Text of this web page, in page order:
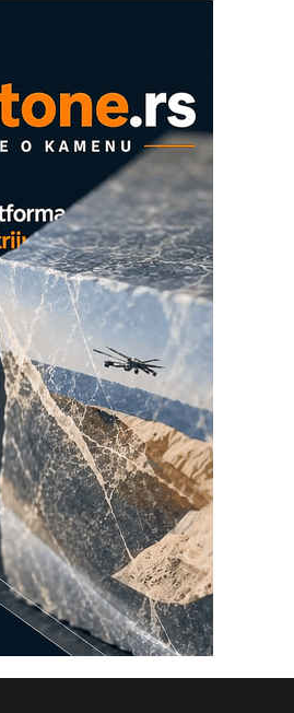
mrežastih nosača kablova
Hybrid 1500 VDC
sa tečnim